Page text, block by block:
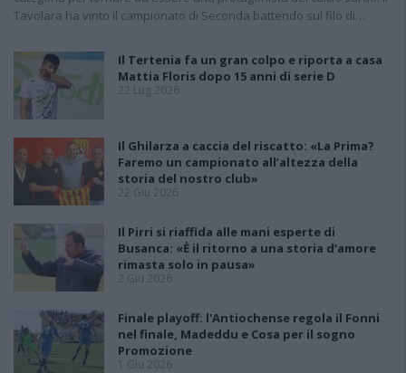
Tavolara ha vinto il campionato di Seconda battendo sul filo di…
Il Tertenia fa un gran colpo e riporta a casa
Mattia Floris dopo 15 anni di serie D
22 Lug 2026
Il Ghilarza a caccia del riscatto: «La Prima?
Faremo un campionato all’altezza della
storia del nostro club»
22 Giu 2026
Il Pirri si riaffida alle mani esperte di
Busanca: «Ė il ritorno a una storia d’amore
rimasta solo in pausa»
2 Giu 2026
Finale playoff: l'Antiochense regola il Fonni
nel finale, Madeddu e Cosa per il sogno
Promozione
1 Giu 2026